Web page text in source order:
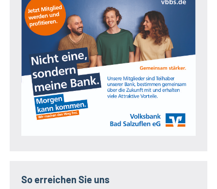
So erreichen Sie uns